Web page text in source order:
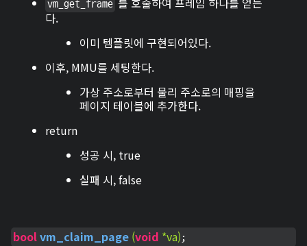
vm_get_frame
다.
이미 템플릿에 구현되어있다.
이후, MMU를 세팅한다.
가상 주소로부터 물리 주소로의 매핑을
페이지 테이블에 추가한다.
return
성공 시, true
실패 시, false
boolvm_claim_page (void *va) ;